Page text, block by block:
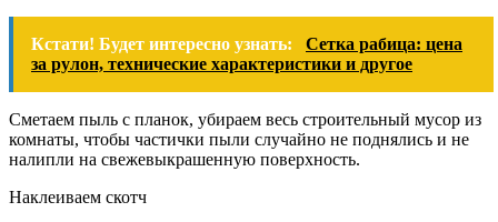
Кстати! Будет интересно узнать:
Сетка рабица: цена
за рулон, технические характеристики и другое
Сметаем пыль с планок, убираем весь строительный мусор из
комнаты, чтобы частички пыли случайно не поднялись и не
налипли на свежевыкрашенную поверхность.
Наклеиваем скотч